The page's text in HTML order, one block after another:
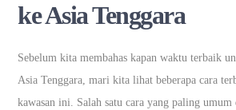
ke Asia Tenggara
Sebelum kita membahas kapan waktu terbaik
Asia Tenggara, mari kita lihat beberapa cara
kawasan ini. Salah satu cara yang paling umum